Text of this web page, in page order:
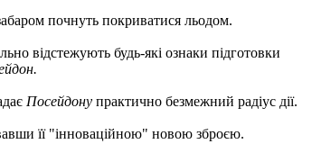
почнуть покриватися льодом.
відстежують будь-які ознаки підготовки
Посейдону практично безмежний радіус дії.
її "інноваційною" новою зброєю.